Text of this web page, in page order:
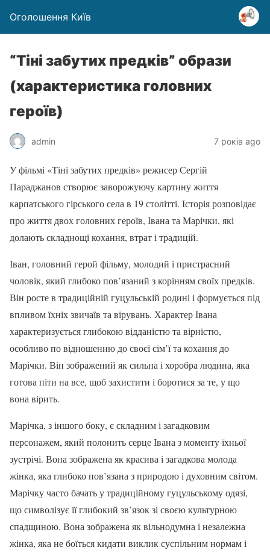
Оголошення Київ
“Тіні забутих предків” образи
(характеристика головних
героїв)
admin 7 років ago
У фільмі «Тіні забутих предків» режисер Сергій
Параджанов створює заворожуючу картину життя
карпатського гірського села в 19 столітті. Історія розповідає
про життя двох головних героїв, Івана та Марічки, які
долають складнощі кохання, втрат і традицій.
Іван, головний герой фільму, молодий і пристрасний
чоловік, який глибоко пов’язаний з корінням своїх предків.
Він росте в традиційній гуцульській родині і формується під
впливом їхніх звичаїв та вірувань. Характер Івана
характеризується глибокою відданістю та вірністю,
особливо по відношенню до своєї сім’ї та кохання до
Марічки. Він зображений як сильна і хоробра людина, яка
готова піти на все, щоб захистити і боротися за те, у що
вона вірить.
Марічка, з іншого боку, є складним і загадковим
персонажем, який полонить серце Івана з моменту їхньої
зустрічі. Вона зображена як красива і загадкова молода
жінка, яка глибоко пов’язана з природою і духовним світом.
Марічку часто бачать у традиційному гуцульському одязі,
що символізує її глибокий зв’язок зі своєю культурною
спадщиною. Вона зображена як вільнодумна і незалежна
жінка, яка не боїться кидати виклик суспільним нормам і